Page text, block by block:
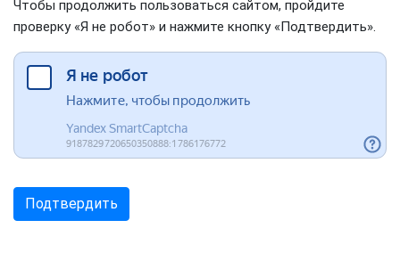
Чтобы продолжить пользоваться сайтом, пройдите
проверку «Я не робот» и нажмите кнопку «Подтвердить».